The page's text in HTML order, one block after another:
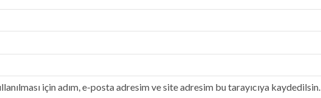
için adım, e-posta adresim ve site adresim bu tarayıcıya kaydedilsin.